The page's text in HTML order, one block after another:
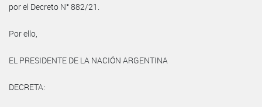
por el Decreto N° 882/21.
Por ello,
EL PRESIDENTE DE LA NACIÓN ARGENTINA
DECRETA: